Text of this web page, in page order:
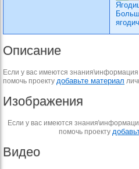
Описание
Если у вас имеются
помочь проекту добавьте материал
Изображения
Если у вас имеются
помочь проекту
Видео